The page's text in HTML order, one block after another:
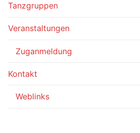
Tanzgruppen
Veranstaltungen
Zuganmeldung
Kontakt
Weblinks